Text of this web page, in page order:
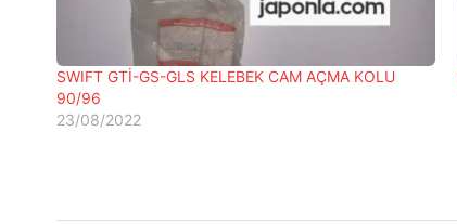
SWIFT GTİ-GS-GLS KELEBEK CAM AÇMA KOLU
90/96
23/08/2022